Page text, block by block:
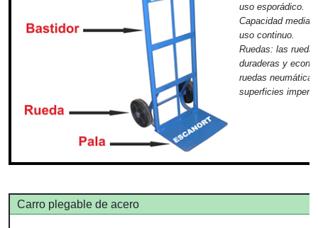
uso esporádico.
Capacidad media
uso continuo.
Ruedas: las
duraderas y
ruedas
superficies
Carro plegable de acero